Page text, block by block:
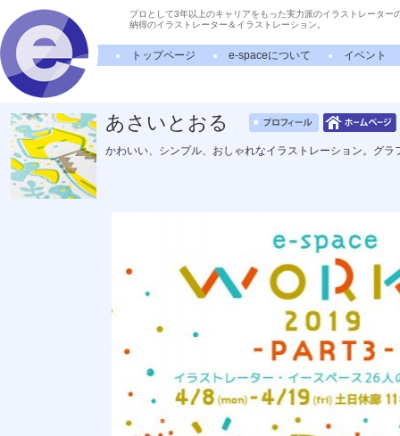
プロとして3年以上のキャリアをもった実力派のイラストレーター
納得のイラストレーター＆イラストレーション。
トップページ e-spaceについて イベント
あさいとおる
かわいい、シンプル、おしゃれなイラストレーション。グ